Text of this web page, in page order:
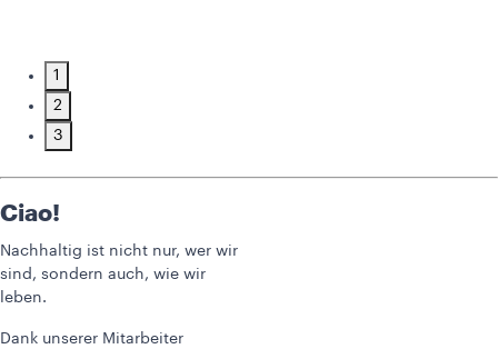
1
2
3
Ciao!
Nachhaltig ist nicht nur, wer wir
sind, sondern auch, wie wir
leben.
Dank unserer Mitarbeiter